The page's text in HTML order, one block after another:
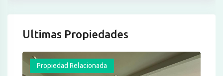
Ultimas Propiedades
Propiedad Relacionada